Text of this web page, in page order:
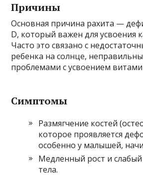
Причины
Основная причина рахита —
D, который важен для усвоения
Часто это связано с
ребенка на солнце,
проблемами с усвоением
Симптомы
Размягчение костей
которое проявляется
особенно у малышей,
Медленный рост и
тела.